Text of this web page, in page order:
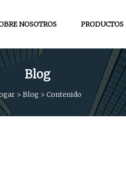
NOSOTROS PRODUCTOS
Blog
> Blog > Contenido